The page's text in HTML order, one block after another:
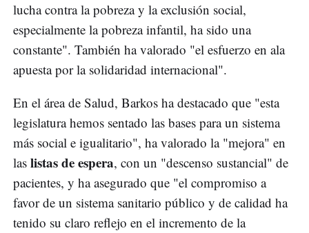
lucha contra la pobreza y la exclusión social,
especialmente la pobreza infantil, ha sido una
constante". También ha valorado "el esfuerzo en ala
apuesta por la solidaridad internacional".
En el área de Salud, Barkos ha destacado que "esta
legislatura hemos sentado las bases para un sistema
más social e igualitario", ha valorado la "mejora" en
las listas de espera, con un "descenso sustancial" de
pacientes, y ha asegurado que "el compromiso a
favor de un sistema sanitario público y de calidad ha
tenido su claro reflejo en el incremento de la